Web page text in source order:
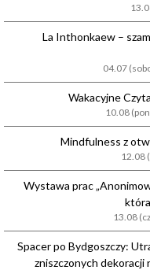
La Inthonkaew –
04.07
Wakacyjne
10.08
Mindfulness z
12.08
Wystawa prac
13.08
Spacer po Bydgoszczy:
zniszczonych dekoracji